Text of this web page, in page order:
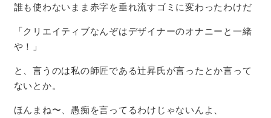
誰も使わないまま赤字を垂れ流すゴミに変わったわけだ
「クリエイティブなんぞはデザイナーのオナニーと一緒
や！」
と、言うのは私の師匠である辻昇氏が言ったとか言って
ないとか。
ほんまね〜、愚痴を言ってるわけじゃないんよ、